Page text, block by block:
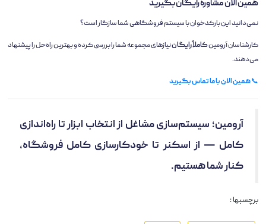
همین الان مشاوره رایگان بگیرید
نمی‌دانید این بارکدخوان با سیستم فروشگاهی شما سازگار است؟
کارشناسان آرومینکاملاً رایگاننیازهای مجموعه شما را بررسی کرده و بهترین راه‌حل را پیشنهاد
می‌دهند.
📞همین الان با ما تماس بگیرید
آرومین؛ سیستم‌سازی مشاغل از انتخاب ابزار تا راه‌اندازی
کامل — از اسکنر تا خودکارسازی کامل فروشگاه،
کنار شما هستیم.
برچسبها :